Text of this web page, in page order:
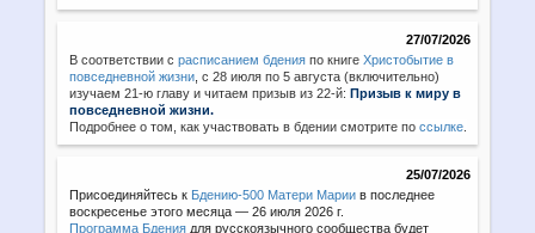
27/07/2026
В соответствии с расписанием бдения по книгеХристобытие в
повседневной жизни с 28 июля по 5 августа (включительно)
изучаем 21-ю главу и читаем призыв из 22-й:Призыв к миру в
повседневной жизни.
Подробнее о том, как участвовать в бдении смотрите поссылке
25/07/2026
Присоединяйтесь к Бдению-500 Матери Марии в последнее
воскресенье этого месяца — 26 июля 2026 г.
Программа Бдения для русскоязычного сообщества будет